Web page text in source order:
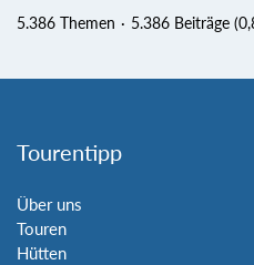
5.386 Themen 5.386 Beiträge
Tourentipp
Über uns
Touren
Hütten